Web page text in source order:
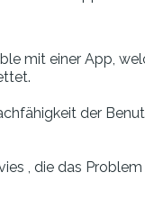
mit einer App,
der
, die das